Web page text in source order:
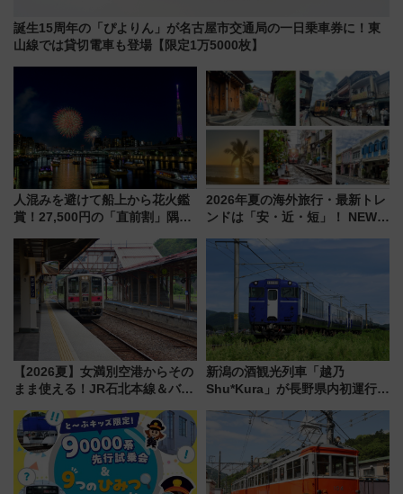
誕生15周年の「ぴよりん」が名古屋市交通局の一日乗車券に！東
山線では貸切電車も登場【限定1万5000枚】
人混みを避けて船上から花火鑑
賞！27,500円の「直前割」隅田
メも持ち込みOK
2026年夏の海外旅行・最新トレ
ンドは「安・近・短」！ NEWT
渡航先TOP5とは？ 円安時代の
旅行術
【2026夏】女満別空港からその
まま使える！JR石北本線＆バス
ーパス」でおトクに道東観光
（8/3発売）
新潟の酒観光列車「越乃
Shu*Kura」が長野県内初運行！